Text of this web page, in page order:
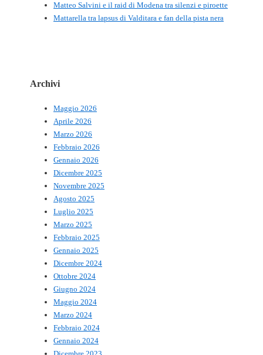
Matteo Salvini e il raid di Modena tra silenzi e piroette
Mattarella tra lapsus di Valditara e fan della pista nera
Archivi
Maggio 2026
Aprile 2026
Marzo 2026
Febbraio 2026
Gennaio 2026
Dicembre 2025
Novembre 2025
Agosto 2025
Luglio 2025
Marzo 2025
Febbraio 2025
Gennaio 2025
Dicembre 2024
Ottobre 2024
Giugno 2024
Maggio 2024
Marzo 2024
Febbraio 2024
Gennaio 2024